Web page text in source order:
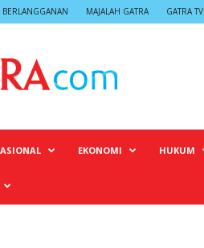
BERLANGGANAN MAJALAH GATRA GATRA TV
EKONOMI HUKUM